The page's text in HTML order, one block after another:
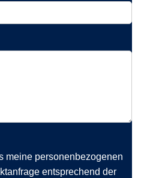
meine personenbezogenen
entsprechend der